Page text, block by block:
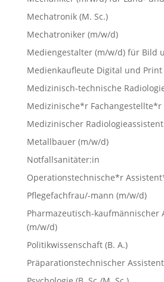
Mechatronik (M. Sc.)
Mechatroniker (m/w/d)
Mediengestalter (m/w/d) für Bild
Medienkaufleute Digital und Print
Medizinisch-technische
Medizinische*r Fachangestellte*r
Medizinischer
Metallbauer (m/w/d)
Notfallsanitäter:in
Operationstechnische*r
Pflegefachfrau/-mann (m/w/d)
Pharmazeutisch-kaufmännischer
(m/w/d)
Politikwissenschaft (B. A.)
Präparationstechnischer